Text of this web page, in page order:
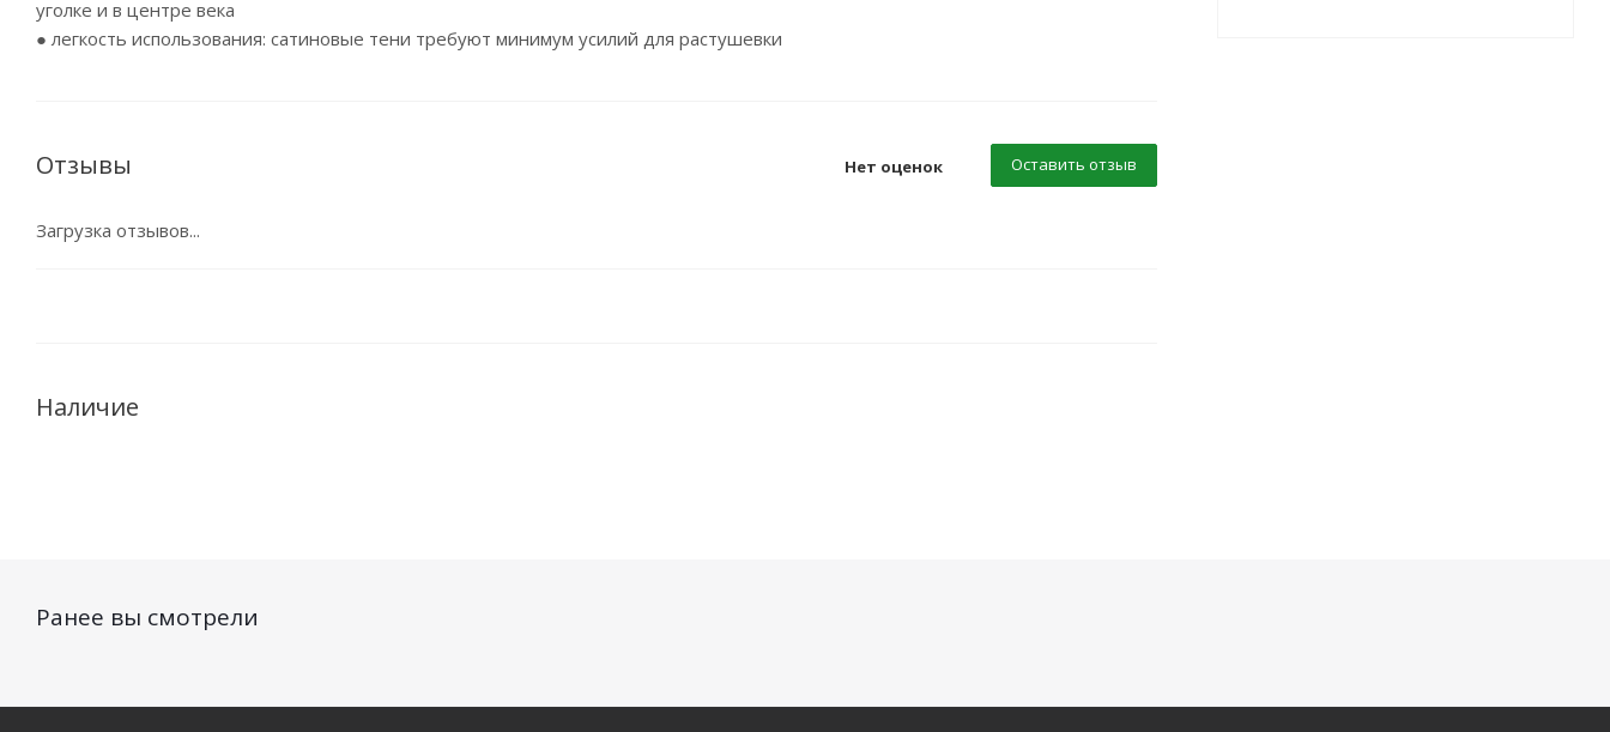
уголке и в центре века
● легкость использования: сатиновые тени требуют минимум усилий для растушевки
Отзывы Нет оценок Оставить отзыв
Загрузка отзывов...
Наличие
Ранее вы смотрели